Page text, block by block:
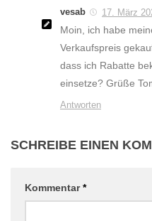
vesab 17. März
Moin, ich habe
Verkaufspreis
dass ich Rabatte
einsetze? Grüße
Antworten
SCHREIBE EINEN
Kommentar*